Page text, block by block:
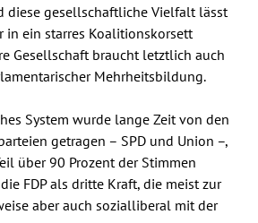
diese gesellschaftliche Vielfalt lässt
in ein starres Koalitionskorsett
Gesellschaft braucht letztlich auch
Mehrheitsbildung.
System wurde lange Zeit von den
getragen – SPD und Union –,
über 90 Prozent der Stimmen
FDP als dritte Kraft, die meist zur
aber auch sozialliberal mit der